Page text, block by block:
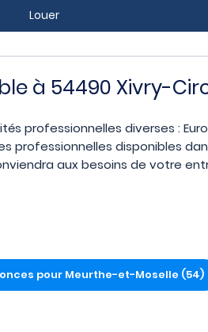
Louer
à 54490 Xivry-
professionnelles diverses :
disponibles
aux besoins de votre
pour Meurthe-et-Moselle (54)